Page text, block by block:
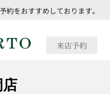
約をおすすめしております。
来店予約